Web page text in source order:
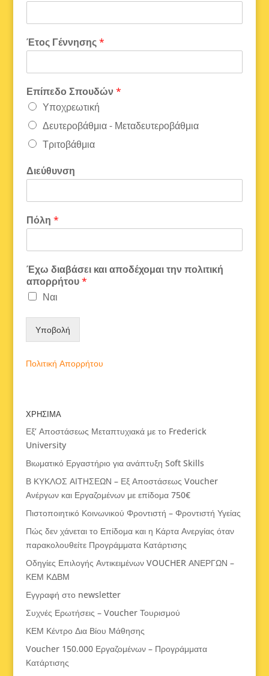
Έτος Γέννησης*
Επίπεδο Σπουδών *
Υποχρεωτική
Δευτεροβάθμια - Μεταδευτεροβάθμια
Τριτοβάθμια
Διεύθυνση
Πόλη *
Έχω διαβάσει και αποδέχομαι την πολιτική
απορρήτου*
Ναι
Υποβολή
Πολιτική Απορρήτου
ΧΡΗΣΙΜΑ
Εξ’ Αποστάσεως Μεταπτυχιακά με το Frederick
University
Βιωματικό Εργαστήριο για ανάπτυξη Soft Skills
Β ΚΥΚΛΟΣ ΑΙΤΗΣΕΩΝ – Εξ Αποστάσεως Voucher
Ανέργων και Εργαζομένων με επίδομα 750€
Πιστοποιητικό Κοινωνικού Φροντιστή – Φροντιστή Υγείας
Πώς δεν χάνεται το Επίδομα και η Κάρτα Ανεργίας όταν
παρακολουθείτε Προγράμματα Κατάρτισης
Οδηγίες Επιλογής Αντικειμένων VOUCHER ΑΝΕΡΓΩΝ –
ΚΕΜ ΚΔΒΜ
Εγγραφή στο newsletter
Συχνές Ερωτήσεις – Voucher Τουρισμού
ΚΕΜ Κέντρο Δια Βίου Μάθησης
Voucher 150.000 Εργαζομένων – Προγράμματα
Κατάρτισης